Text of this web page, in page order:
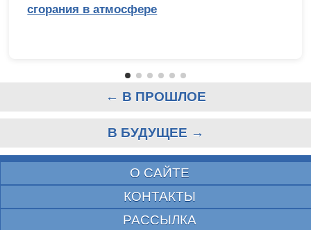
сгорания в атмосфере
← В ПРОШЛОЕ
В БУДУЩЕЕ →
О САЙТЕ
КОНТАКТЫ
РАССЫЛКА